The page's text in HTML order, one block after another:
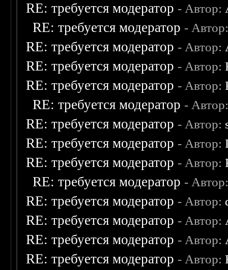
RE: требуется модератор - Автор:
RE: требуется модератор -
RE: требуется модератор - Автор:
RE: требуется модератор - Автор:
RE: требуется модератор - Автор:
RE: требуется модератор -
RE: требуется модератор - Автор:
RE: требуется модератор - Автор:
RE: требуется модератор - Автор:
RE: требуется модератор -
RE: требуется модератор - Автор:
RE: требуется модератор - Автор:
RE: требуется модератор - Автор:
RE: требуется модератор - Автор: